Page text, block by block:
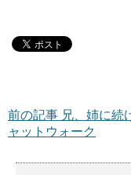
前の記事 兄、姉に続
ャットウォーク